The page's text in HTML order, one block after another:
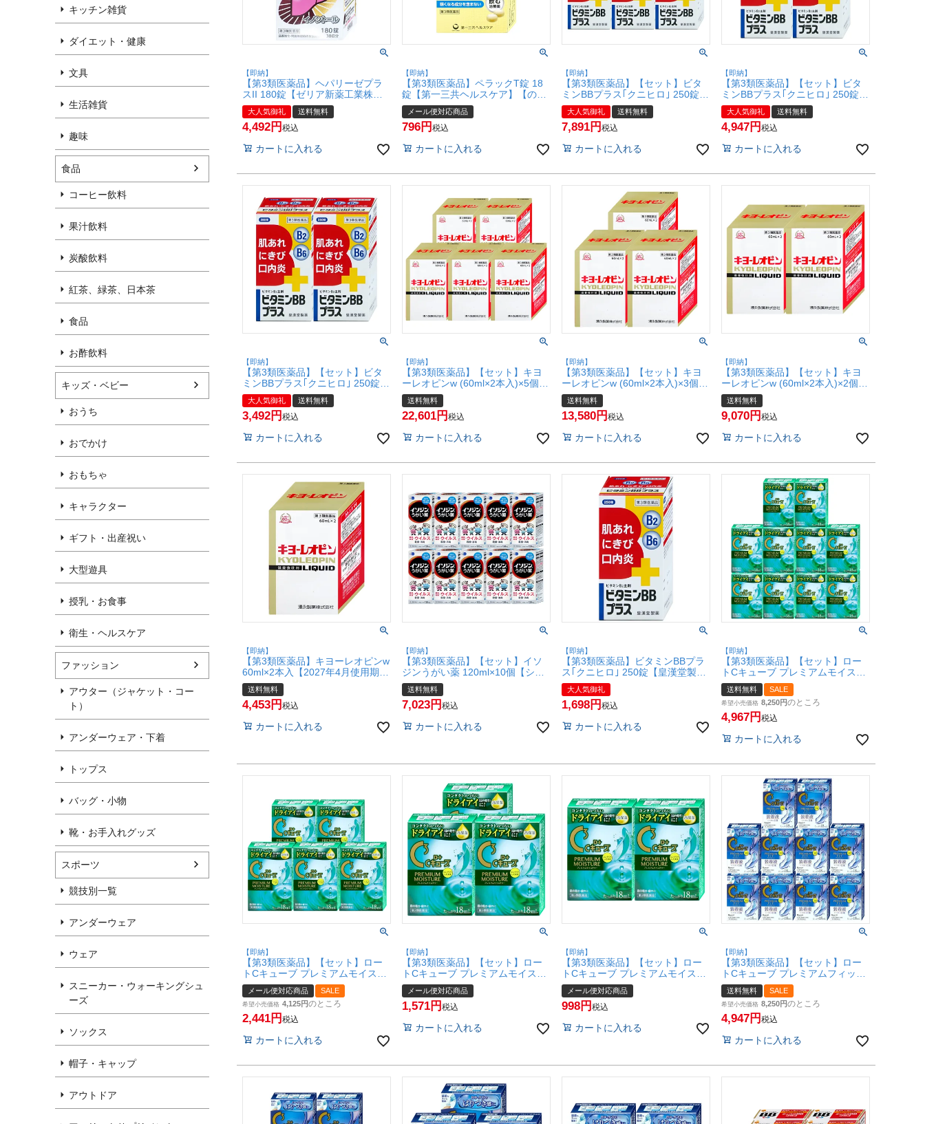
キッチン雑貨
ダイエット・健康
文具
生活雑貨
趣味
食品
コーヒー飲料
果汁飲料
炭酸飲料
紅茶、緑茶、日本茶
食品
お酢飲料
キッズ・ベビー
おうち
おでかけ
おもちゃ
キャラクター
ギフト・出産祝い
大型遊具
授乳・お食事
衛生・ヘルスケア
ファッション
アウター（ジャケット・コー
ト）
アンダーウェア・下着
トップス
バッグ・小物
靴・お手入れグッズ
スポーツ
競技別一覧
アンダーウェア
ウェア
スニーカー・ウォーキングシュ
ーズ
ソックス
帽子・キャップ
アウトドア
【即納】
【第3類医薬品】ヘパリーゼプラ
スII 180錠【ゼリア新薬工業株式
会社】【宅配便送料無料】
大人気御礼 送料無料
4,492 税込
カートに入れる
【即納】
【第3類医薬品】ペラックT錠 18
錠【第一三共ヘルスケア】【の
ど・せき止め】【メール便対応商
品】【SBT】 (6040268)
メール便対応商品
796 税込
カートに入れる
【即納】
【第3類医薬品】【セット】ビタ
ミンBBプラス｢クニヒロ｣ 250錠×5
個【皇漢堂製薬】【肌トラブル】
【宅配便送料無料】(6060478-
set3)
大人気御礼 送料無料
7,891 税込
カートに入れる
【即納】
【第3類医薬品】【セット】ビタ
ミンBBプラス｢クニヒロ｣ 250錠×3
個【皇漢堂製薬】【肌トラブル】
【宅配便送料無料】(6060478-
set2)
大人気御礼 送料無料
4,947 税込
カートに入れる
【即納】
【第3類医薬品】【セット】ビタ
ミンBBプラス｢クニヒロ｣ 250錠×2
個【皇漢堂製薬】【肌トラブル】
【宅配便送料無料】(6060478-
set1)
大人気御礼 送料無料
3,492 税込
カートに入れる
【即納】
【第3類医薬品】【セット】キヨ
ーレオピンw (60ml×2本入)×5個
【2027年4月使用期限】【滋養強
壮・肉体疲労】【湧永製薬株式会
社】【宅配便送料無料】
送料無料
22,601 税込
カートに入れる
【即納】
【第3類医薬品】【セット】キヨ
ーレオピンw (60ml×2本入)×3個
【2027年4月使用期限】【滋養強
壮・肉体疲労】【湧永製薬株式会
社】【宅配便送料無料】
送料無料
13,580 税込
カートに入れる
【即納】
【第3類医薬品】【セット】キヨ
ーレオピンw (60ml×2本入)×2個
【2027年4月使用期限】【滋養強
壮・肉体疲労】【湧永製薬株式会
社】【宅配便送料無料】
送料無料
9,070 税込
カートに入れる
【即納】
【第3類医薬品】キヨーレオピンw
60ml×2本入【2027年4月使用期
限】【滋養強壮・肉体疲
労/120ml】【湧永製薬株式会社】
【宅配便送料無料】(6044492)
送料無料
4,453 税込
カートに入れる
【即納】
【第3類医薬品】【セット】イソ
ジンうがい薬 120ml×10個【シオ
ノギヘルスケア】【その他医薬
品】【宅配便送料無料】
(6040402-set4)
送料無料
7,023 税込
カートに入れる
【即納】
【第3類医薬品】ビタミンBBプラ
ス｢クニヒロ｣ 250錠【皇漢堂製
薬】【肌トラブル】【SBT】
(6060478)
大人気御礼
1,698 税込
カートに入れる
【即納】
【第3類医薬品】【セット】ロー
トCキューブ プレミアムモイスチ
ャー 18ml×10個【ロート製薬】
【目薬】【宅配便送料無料】
(6060056-set4)
送料無料 SALE
希望小売価格 8,250 のところ
4,967 税込
カートに入れる
【即納】
【第3類医薬品】【セット】ロー
トCキューブ プレミアムモイスチ
ャー 18ml×5個【ロート製薬】
【目薬】【メール便対応商品】
【SBT】(6060056-set3)
メール便対応商品 SALE
希望小売価格 4,125 のところ
2,441 税込
カートに入れる
【即納】
【第3類医薬品】【セット】ロー
トCキューブ プレミアムモイスチ
ャー 18ml×3個【ロート製薬】
【目薬】【メール便対応商品】
【SBT】(6060056-set2)
メール便対応商品
1,571 税込
カートに入れる
【即納】
【第3類医薬品】【セット】ロー
トCキューブ プレミアムモイスチ
ャー 18ml×2個【ロート製薬】
【目薬】【メール便対応商品】
【SBT】(6060056-set1)
メール便対応商品
998 税込
カートに入れる
【即納】
【第3類医薬品】【セット】ロー
トCキューブ プレミアムフィット
18ml×10個【ロート製薬】【目
薬】【宅配便送料無料】
(6060055-set4)
送料無料 SALE
希望小売価格 8,250 のところ
4,947 税込
カートに入れる